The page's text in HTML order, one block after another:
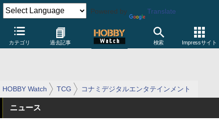
Powered by Translate
カテゴリ 過去記事 検索 Impressサイト
HOBBY Watch TCG コナミデジタルエンタテインメント
ニュース